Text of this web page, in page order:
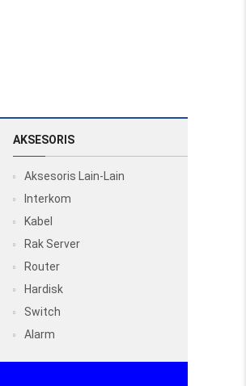
AKSESORIS
Aksesoris Lain-Lain
Interkom
Kabel
Rak Server
Router
Hardisk
Switch
Alarm